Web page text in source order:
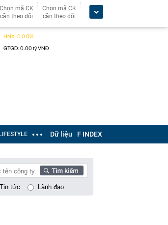
Chọn mã CK
cần theo dõi
Chọn mã CK
cần theo dõi
LIFESTYLE Dữ liệu F INDEX
Tin tức Lãnh đạo